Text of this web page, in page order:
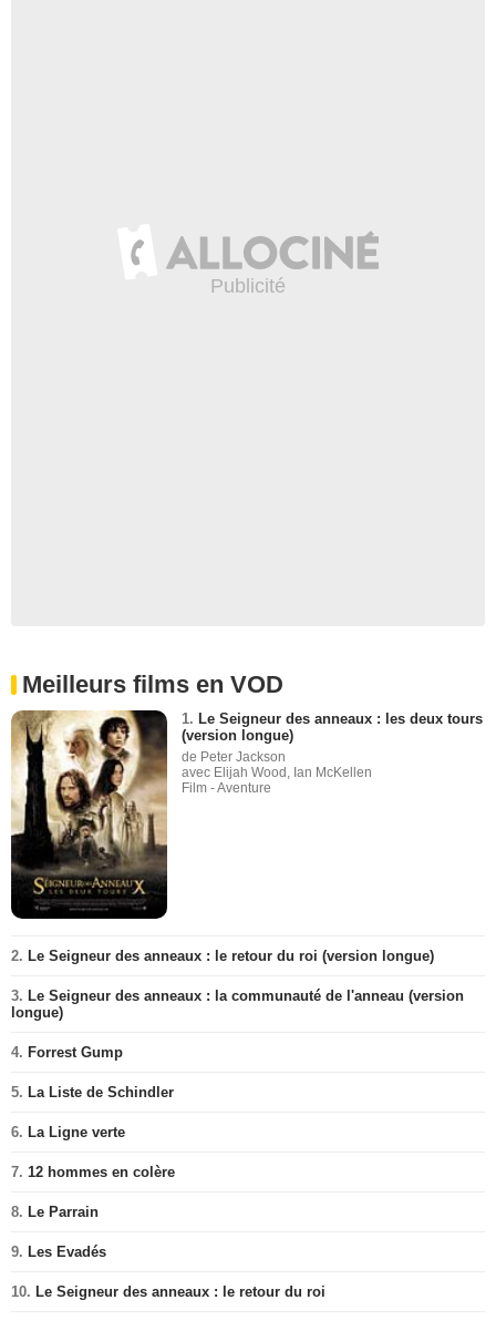
Meilleurs films en VOD
1. Le Seigneur des anneaux : les deux tours
(version longue)
de Peter Jackson
avec Elijah Wood, Ian McKellen
Film - Aventure
2. Le Seigneur des anneaux : le retour du roi (version longue)
3. Le Seigneur des anneaux : la communauté de l'anneau (version
longue)
4. Forrest Gump
5. La Liste de Schindler
6. La Ligne verte
7. 12 hommes en colère
8. Le Parrain
9. Les Evadés
10. Le Seigneur des anneaux : le retour du roi